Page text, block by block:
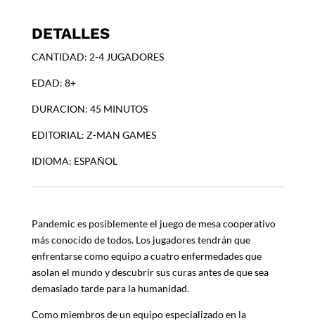
DETALLES
CANTIDAD: 2-4 JUGADORES
EDAD: 8+
DURACION: 45 MINUTOS
EDITORIAL: Z-MAN GAMES
IDIOMA: ESPAÑOL
Pandemic es posiblemente el juego de mesa cooperativo
más conocido de todos. Los jugadores tendrán que
enfrentarse como equipo a cuatro enfermedades que
asolan el mundo y descubrir sus curas antes de que sea
demasiado tarde para la humanidad.
Como miembros de un equipo especializado en la